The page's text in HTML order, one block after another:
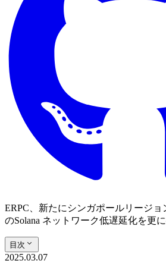
ERPC、新たにシンガポールリージ
のSolana ネットワーク低遅延化を更
目次
2025.03.07